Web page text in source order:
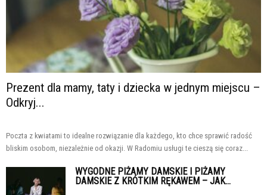
Prezent dla mamy, taty i dziecka w jednym miejscu –
Odkryj...
Poczta z kwiatami to idealne rozwiązanie dla każdego, kto chce sprawić radość
bliskim osobom, niezależnie od okazji. W Radomiu usługi te cieszą się coraz...
WYGODNE PIŻAMY DAMSKIE I PIŻAMY
DAMSKIE Z KRÓTKIM RĘKAWEM – JAK...